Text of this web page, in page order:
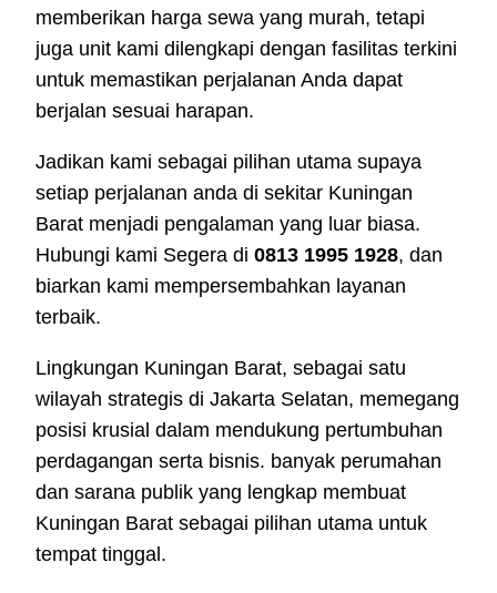
memberikan harga sewa yang murah, tetapi
juga unit kami dilengkapi dengan fasilitas terkini
untuk memastikan perjalanan Anda dapat
berjalan sesuai harapan.
Jadikan kami sebagai pilihan utama supaya
setiap perjalanan anda di sekitar Kuningan
Barat menjadi pengalaman yang luar biasa.
Hubungi kami Segera di 0813 1995 1928, dan
biarkan kami mempersembahkan layanan
terbaik.
Lingkungan Kuningan Barat, sebagai satu
wilayah strategis di Jakarta Selatan, memegang
posisi krusial dalam mendukung pertumbuhan
perdagangan serta bisnis. banyak perumahan
dan sarana publik yang lengkap membuat
Kuningan Barat sebagai pilihan utama untuk
tempat tinggal.